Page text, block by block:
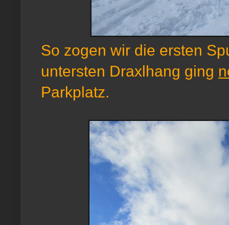
So zogen wir die ersten
untersten Draxlhang ging
Parkplatz.